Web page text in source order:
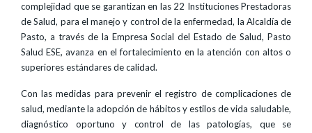
complejidad que se garantizan en las 22 Instituciones Prestadoras
de Salud, para el manejo y control de la enfermedad, la Alcaldía de
Pasto, a través de la Empresa Social del Estado de Salud, Pasto
Salud ESE, avanza en el fortalecimiento en la atención con altos o
superiores estándares de calidad.
Con las medidas para prevenir el registro de complicaciones de
salud, mediante la adopción de hábitos y estilos de vida saludable,
diagnóstico oportuno y control de las patologías, que se